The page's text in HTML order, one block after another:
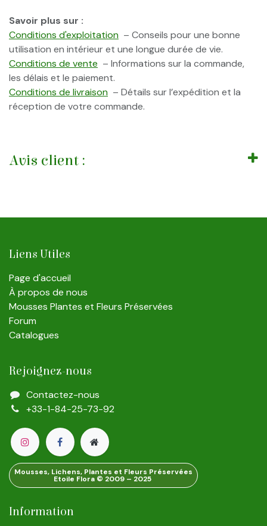
Savoir plus sur :
Conditions d'exploitation – Conseils pour une bonne
utilisation en intérieur et une longue durée de vie.
Conditions de vente – Informations sur la commande,
les délais et le paiement.
Conditions de livraison – Détails sur l’expédition et la
réception de votre commande.
Avis client :
Liens Utiles
Page d'accueil
À propos de nous
Mousses Plantes et Fleurs Préservées
Forum
Catalogues
Rejoignez-nous
Contactez-nous
+33-1-84-25-73-92
Mousses, Lichens, Plantes et Fleurs Préservées
Etoile Flora © 2009 – 2025
Information